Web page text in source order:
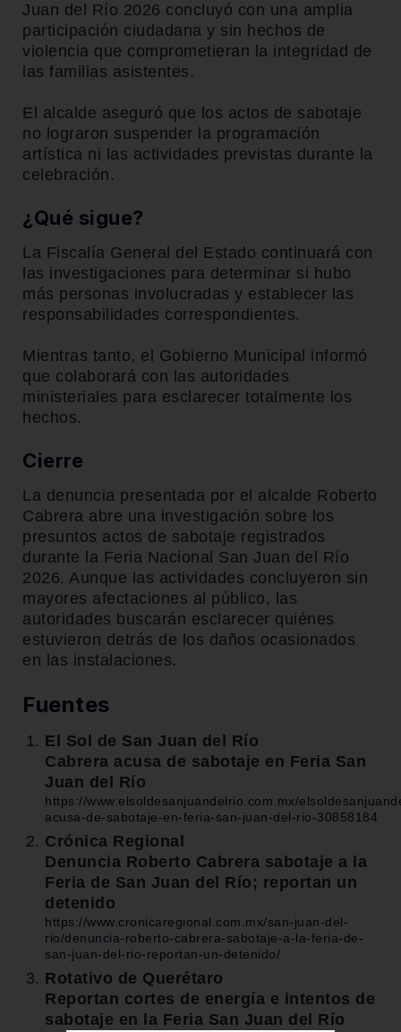
Juan del Río 2026 concluyó con una amplia
participación ciudadana y sin hechos de
violencia que comprometieran la integridad de
las familias asistentes.
El alcalde aseguró que los actos de sabotaje
no lograron suspender la programación
artística ni las actividades previstas durante la
celebración.
¿Qué sigue?
La Fiscalía General del Estado continuará con
las investigaciones para determinar si hubo
más personas involucradas y establecer las
responsabilidades correspondientes.
Mientras tanto, el Gobierno Municipal informó
que colaborará con las autoridades
ministeriales para esclarecer totalmente los
hechos.
Cierre
La denuncia presentada por el alcalde Roberto
Cabrera abre una investigación sobre los
presuntos actos de sabotaje registrados
durante la Feria Nacional San Juan del Río
2026. Aunque las actividades concluyeron sin
mayores afectaciones al público, las
autoridades buscarán esclarecer quiénes
estuvieron detrás de los daños ocasionados
en las instalaciones.
Fuentes
El Sol de San Juan del Río
Cabrera acusa de sabotaje en Feria San
Juan del Río
https://www.elsoldesanjuandelrio.com.mx/
acusa-de-sabotaje-en-feria-san-juan-del-rio-30858184
Crónica Regional
Denuncia Roberto Cabrera sabotaje a la
Feria de San Juan del Río; reportan un
detenido
https://www.cronicaregional.com.mx/san-juan-del-
rio/denuncia-roberto-cabrera-sabotaje-a-la-feria-de-
san-juan-del-rio-reportan-un-detenido/
Rotativo de Querétaro
Reportan cortes de energía e intentos de
sabotaje en la Feria San Juan del Río